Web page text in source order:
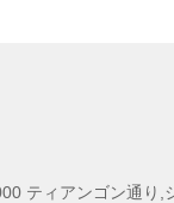
ティアンゴン通り,